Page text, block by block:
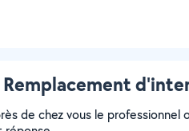
Remplacement
de chez vous le